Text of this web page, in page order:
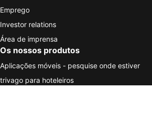
Emprego
Investor relations
Área de imprensa
Os nossos produtos
Aplicações móveis - pesquise onde estiver
trivago para hoteleiros